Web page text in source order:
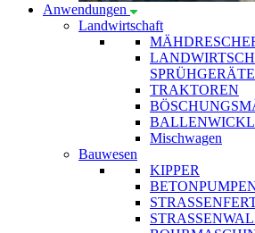
Anwendungen
Landwirtschaft
SPRÜHGERÄTE
TRAKTOREN
Mischwagen
Bauwesen
KIPPER